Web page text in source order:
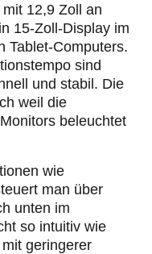
12,9 Zoll an
15-Zoll-Display im
Tablet-Computers.
sind
und stabil. Die
weil die
beleuchtet
wie
man über
unten im
so intuitiv wie
geringerer